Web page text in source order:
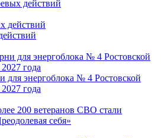
действий
для энергоблока № 4 Ростовской
года
200 ветеранов СВО стали
себя»